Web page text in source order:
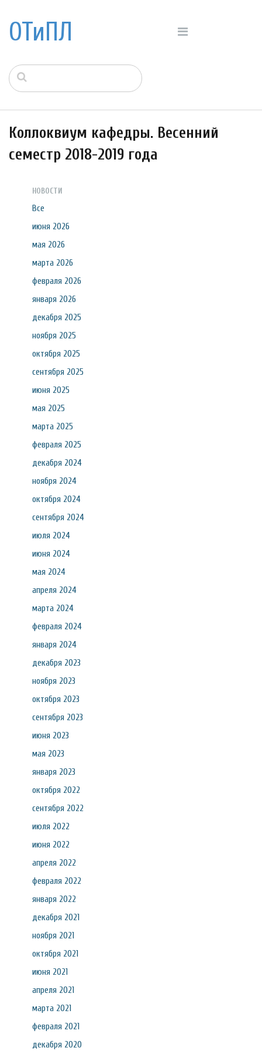
ОТиПЛ
Коллоквиум кафедры. Весенний
семестр 2018-2019 года
НОВОСТИ
Все
июня 2026
мая 2026
марта 2026
февраля 2026
января 2026
декабря 2025
ноября 2025
октября 2025
сентября 2025
июня 2025
мая 2025
марта 2025
февраля 2025
декабря 2024
ноября 2024
октября 2024
сентября 2024
июля 2024
июня 2024
мая 2024
апреля 2024
марта 2024
февраля 2024
января 2024
декабря 2023
ноября 2023
октября 2023
сентября 2023
июня 2023
мая 2023
января 2023
октября 2022
сентября 2022
июля 2022
июня 2022
апреля 2022
февраля 2022
января 2022
декабря 2021
ноября 2021
октября 2021
июня 2021
апреля 2021
марта 2021
февраля 2021
декабря 2020